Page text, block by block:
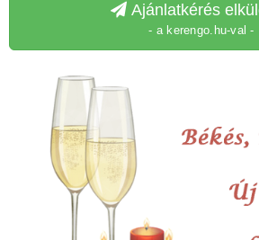
Ajánlatkérés
- a kerengo.hu-val -